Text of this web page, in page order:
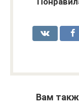
Вам